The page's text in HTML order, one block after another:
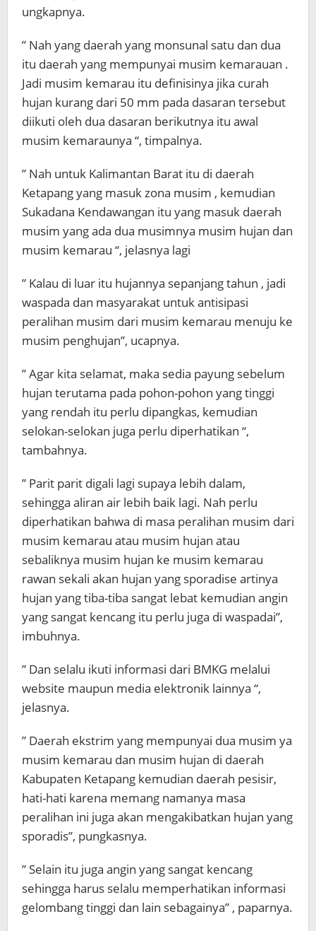
ungkapnya.
” Nah yang daerah yang monsunal satu dan dua
itu daerah yang mempunyai musim kemarauan .
Jadi musim kemarau itu definisinya jika curah
hujan kurang dari 50 mm pada dasaran tersebut
diikuti oleh dua dasaran berikutnya itu awal
musim kemaraunya “, timpalnya.
” Nah untuk Kalimantan Barat itu di daerah
Ketapang yang masuk zona musim , kemudian
Sukadana Kendawangan itu yang masuk daerah
musim yang ada dua musimnya musim hujan dan
musim kemarau “, jelasnya lagi
” Kalau di luar itu hujannya sepanjang tahun , jadi
waspada dan masyarakat untuk antisipasi
peralihan musim dari musim kemarau menuju ke
musim penghujan”, ucapnya.
” Agar kita selamat, maka sedia payung sebelum
hujan terutama pada pohon-pohon yang tinggi
yang rendah itu perlu dipangkas, kemudian
selokan-selokan juga perlu diperhatikan “,
tambahnya.
” Parit parit digali lagi supaya lebih dalam,
sehingga aliran air lebih baik lagi. Nah perlu
diperhatikan bahwa di masa peralihan musim dari
musim kemarau atau musim hujan atau
sebaliknya musim hujan ke musim kemarau
rawan sekali akan hujan yang sporadise artinya
hujan yang tiba-tiba sangat lebat kemudian angin
yang sangat kencang itu perlu juga di waspadai”,
imbuhnya.
” Dan selalu ikuti informasi dari BMKG melalui
website maupun media elektronik lainnya “,
jelasnya.
” Daerah ekstrim yang mempunyai dua musim ya
musim kemarau dan musim hujan di daerah
Kabupaten Ketapang kemudian daerah pesisir,
hati-hati karena memang namanya masa
peralihan ini juga akan mengakibatkan hujan yang
sporadis”, pungkasnya.
” Selain itu juga angin yang sangat kencang
sehingga harus selalu memperhatikan informasi
gelombang tinggi dan lain sebagainya” , paparnya.